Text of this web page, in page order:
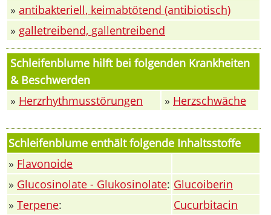
» antibakteriell, keimabtötend (antibiotisch)
» galletreibend, gallentreibend
Schleifenblume hilft bei folgenden Krankheiten
& Beschwerden
» Herzrhythmusstörungen » Herzschwäche
Schleifenblume enthält folgende Inhaltsstoffe
» Flavonoide
» Glucosinolate - Glukosinolate: Glucoiberin
» Terpene: Cucurbitacin